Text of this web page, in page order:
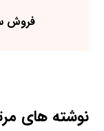
فروش
نوشته های